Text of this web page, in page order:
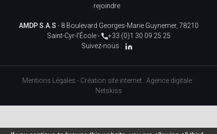
rejoindre
AMDP S.A.S - 8 Boulevard Georges-Marie Guynemer, 78210
Saint-Cyr-l'École -
+33 (0)1 30 09 25 25
Suivez-nous :
Mentions Légales - Création site internet : Agence digitale :
Netskiss